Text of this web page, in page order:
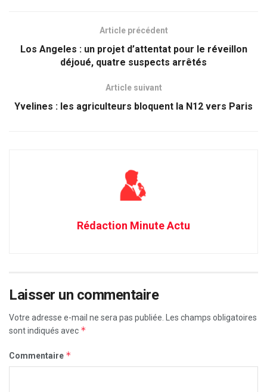
Article précédent
Los Angeles : un projet d’attentat pour le réveillon
déjoué, quatre suspects arrêtés
Article suivant
Yvelines : les agriculteurs bloquent la N12 vers Paris
Rédaction Minute Actu
Laisser un commentaire
Votre adresse e-mail ne sera pas publiée.
Les champs obligatoires
sont indiqués avec *
Commentaire *